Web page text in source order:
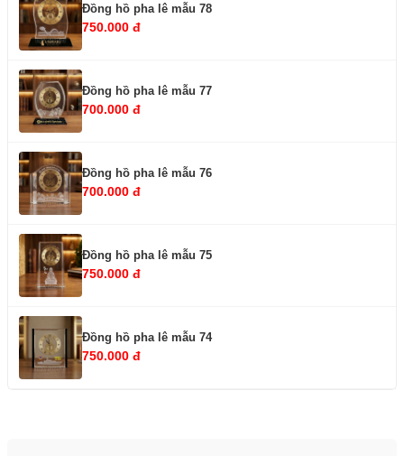
Đồng hồ pha lê mẫu 78
750.000 đ
Đồng hồ pha lê mẫu 77
700.000 đ
Đồng hồ pha lê mẫu 76
700.000 đ
Đồng hồ pha lê mẫu 75
750.000 đ
Đồng hồ pha lê mẫu 74
750.000 đ